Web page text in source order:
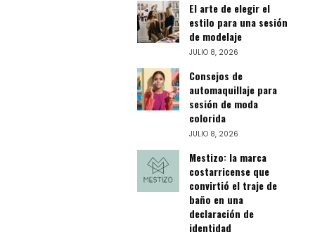
El arte de elegir el
estilo para una sesión
de modelaje
JULIO 8, 2026
Consejos de
automaquillaje para
sesión de moda
colorida
JULIO 8, 2026
Mestizo: la marca
costarricense que
convirtió el traje de
baño en una
declaración de
identidad